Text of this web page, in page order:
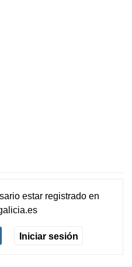
estar registradoen
Iniciar sesión